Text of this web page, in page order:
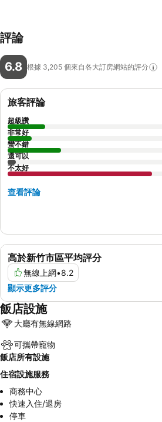
評論
6.8 根據 3,205 個來自各大訂房網站的評分
高於新竹市區平均評分
無線上網•8.2
顯示更多評分
旅客評論
超級讚
非常好
蠻不錯
還可以
不太好
查看評論
飯店設施
大廳有無線網路
可攜帶寵物
飯店所有設施
住宿設施服務
商務中心
快速入住/退房
停車